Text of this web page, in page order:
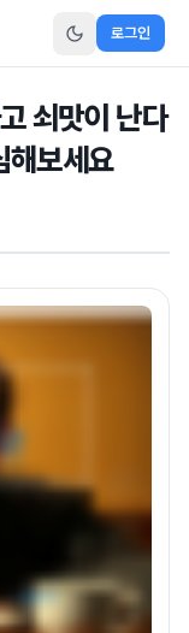
로그인
쇠맛이 난다
해보세요